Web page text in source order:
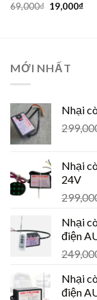
69,000₫ 19,000₫
MỚI NHẤT
Nhại
Nhại
24V
Nhại
điện
Nhại
điện